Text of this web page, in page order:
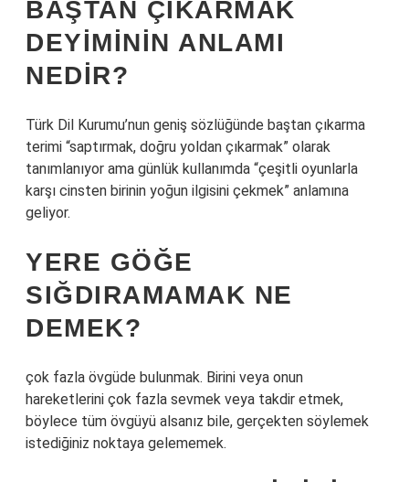
BAŞTAN ÇIKARMAK
DEYIMININ ANLAMI
NEDIR?
Türk Dil Kurumu’nun geniş sözlüğünde baştan çıkarma
terimi “saptırmak, doğru yoldan çıkarmak” olarak
tanımlanıyor ama günlük kullanımda “çeşitli oyunlarla
karşı cinsten birinin yoğun ilgisini çekmek” anlamına
geliyor.
YERE GÖĞE
SIĞDIRAMAMAK NE
DEMEK?
çok fazla övgüde bulunmak. Birini veya onun
hareketlerini çok fazla sevmek veya takdir etmek,
böylece tüm övgüyü alsanız bile, gerçekten söylemek
istediğiniz noktaya gelememek.